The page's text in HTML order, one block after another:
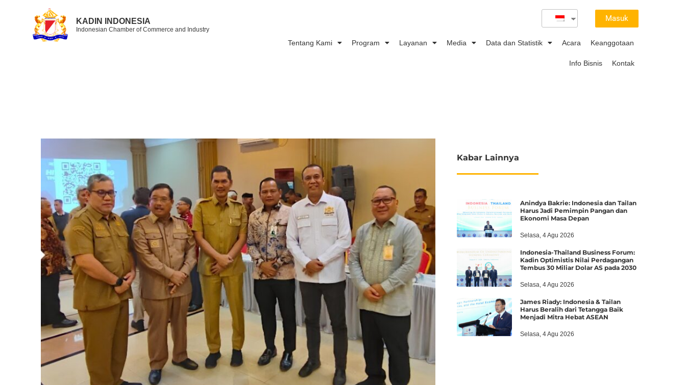
KADIN INDONESIA
Indonesian Chamber of Commerce and Industry
Masuk
Tentang Kami Program Layanan Media Data dan Statistik Acara Keanggotaan
Info Bisnis Kontak
Kabar Lainnya
Anindya Bakrie: Indonesia dan Tailan
Harus Jadi Pemimpin Pangan dan
Ekonomi Masa Depan
Selasa, 4 Agu 2026
Indonesia-Thailand Business Forum:
Kadin Optimistis Nilai Perdagangan
Tembus 30 Miliar Dolar AS pada 2030
Selasa, 4 Agu 2026
James Riady: Indonesia & Tailan
Harus Beralih dari Tetangga Baik
Menjadi Mitra Hebat ASEAN
Selasa, 4 Agu 2026